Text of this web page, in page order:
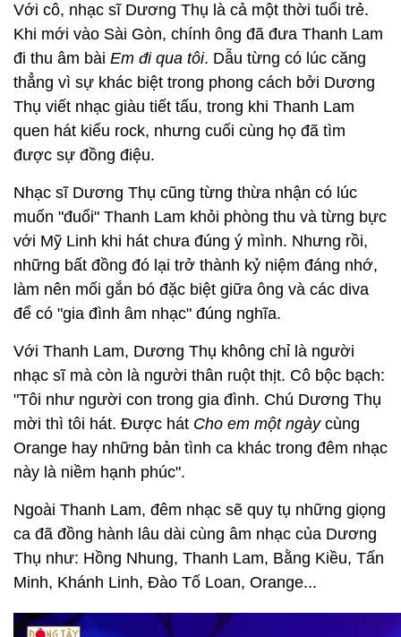
Với cô, nhạc sĩ Dương Thụ là cả một thời tuổi trẻ.
Khi mới vào Sài Gòn, chính ông đã đưa Thanh Lam
đi thu âm bài Em đi qua tôi. Dẫu từng có lúc căng
thẳng vì sự khác biệt trong phong cách bởi Dương
Thụ viết nhạc giàu tiết tấu, trong khi Thanh Lam
quen hát kiểu rock, nhưng cuối cùng họ đã tìm
được sự đồng điệu.
Nhạc sĩ Dương Thụ cũng từng thừa nhận có lúc
muốn "đuổi" Thanh Lam khỏi phòng thu và từng bực
với Mỹ Linh khi hát chưa đúng ý mình. Nhưng rồi,
những bất đồng đó lại trở thành kỷ niệm đáng nhớ,
làm nên mối gắn bó đặc biệt giữa ông và các diva
để có "gia đình âm nhạc" đúng nghĩa.
Với Thanh Lam, Dương Thụ không chỉ là người
nhạc sĩ mà còn là người thân ruột thịt. Cô bộc bạch:
"Tôi như người con trong gia đình. Chú Dương Thụ
mời thì tôi hát. Được hát Cho em một ngàycùng
Orange hay những bản tình ca khác trong đêm nhạc
này là niềm hạnh phúc".
Ngoài Thanh Lam, đêm nhạc sẽ quy tụ những giọng
ca đã đồng hành lâu dài cùng âm nhạc của Dương
Thụ như: Hồng Nhung, Thanh Lam, Bằng Kiều, Tấn
Minh, Khánh Linh, Đào Tố Loan, Orange...